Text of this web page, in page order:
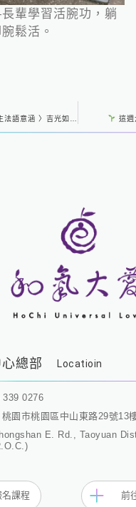
輩學習活腕功，躺
鬆活。
這週
總部 Locatioin
339 0276
園市桃園區中山東路29號13
E. Rd., Taoyuan
課程 前